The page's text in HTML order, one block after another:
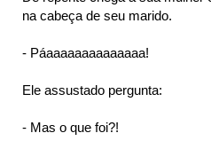
na cabeça de seu marido.
- Páaaaaaaaaaaaaaa!
Ele assustado pergunta:
- Mas o que foi?!